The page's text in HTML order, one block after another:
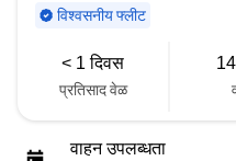
विश्वसनीय फ्लीट
< 1 दिवस
प्रतिसाद वेळ
वाहन उपलब्धता